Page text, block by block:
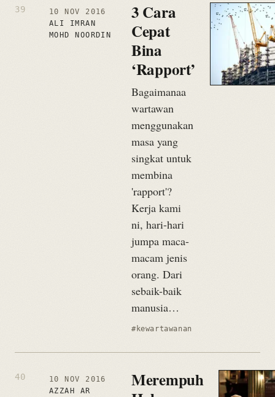
10 NOV 2016
ALI IMRAN
MOHD NOORDIN
3 Cara
Cepat
Bina
‘Rapport’
Bagaimanaa
wartawan
menggunakan
masa yang
singkat untuk
membina
'rapport'?
Kerja kami
ni, hari-hari
jumpa maca-
macam jenis
orang. Dari
sebaik-baik
manusia…
#kewartawanan
10 NOV 2016
AZZAH AR
Merempuh